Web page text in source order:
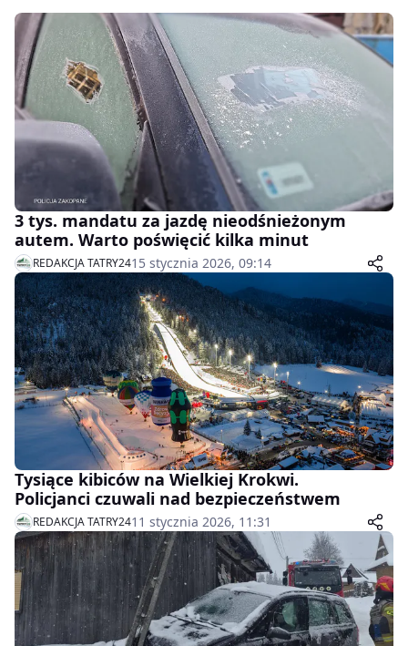
3 tys. mandatu za jazdę nieodśnieżonym
autem. Warto poświęcić kilka minut
REDAKCJA TATRY2415 stycznia 2026, 09:14
Tysiące kibiców na Wielkiej Krokwi.
Policjanci czuwali nad bezpieczeństwem
REDAKCJA TATRY2411 stycznia 2026, 11:31